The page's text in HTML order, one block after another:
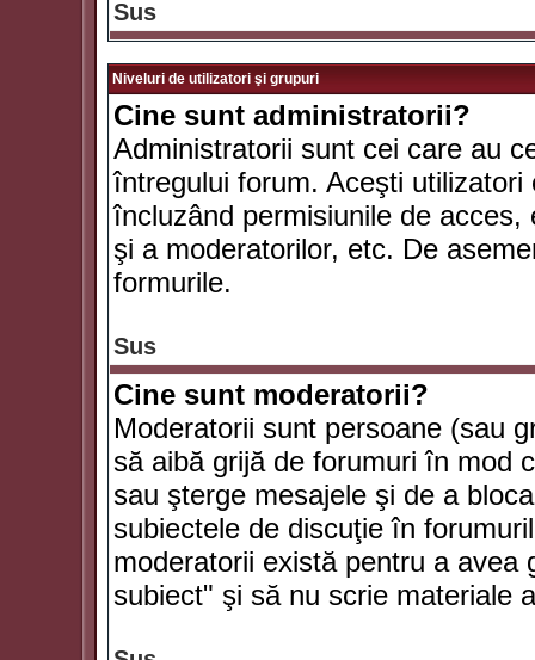
Sus
Niveluri de utilizatori şi grupuri
Cine sunt administratorii?
Administratorii sunt cei care au
întregului forum. Aceşti
încluzând permisiunile de
şi a moderatorilor, etc. De
formurile.
Sus
Cine sunt moderatorii?
Moderatorii sunt persoane (sau
să aibă grijă de forumuri în mod
sau şterge mesajele şi de a
subiectele de discuţie în
moderatorii există pentru a avea
subiect" şi să nu scrie materiale